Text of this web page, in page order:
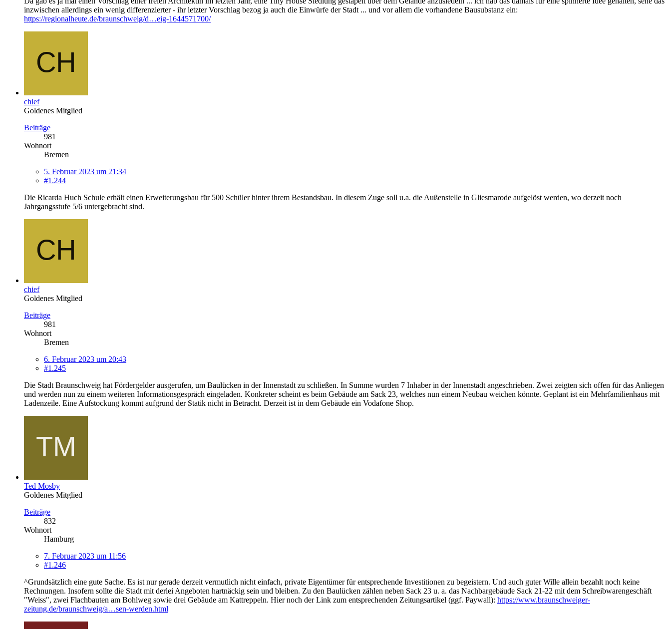
inzwischen allerdings ein wenig differenzierter - ihr letzter Vorschlag bezog ja auch die Einwürfe der Stadt ... und vor allem die vorhandene Bausubstanz ein:
https://regionalheute.de/braunschweig/d…eig-1644571700/
chief
Goldenes Mitglied
Beiträge
981
Wohnort
Bremen
5. Februar 2023 um 21:34
#1.244
Die Ricarda Huch Schule erhält einen Erweiterungsbau für 500 Schüler hinter ihrem Bestandsbau. In diesem Zuge soll u.a. die Außenstelle in Gliesmarode aufgelöst werden, wo derzeit noch
Jahrgangsstufe 5/6 untergebracht sind.
chief
Goldenes Mitglied
Beiträge
981
Wohnort
Bremen
6. Februar 2023 um 20:43
#1.245
Die Stadt Braunschweig hat Fördergelder ausgerufen, um Baulücken in der Innenstadt zu schließen. In Summe wurden 7 Inhaber in der Innenstadt angeschrieben. Zwei zeigten sich offen für das Anliegen
und werden nun zu einem weiteren Informationsgespräch eingeladen. Konkreter scheint es beim Gebäude am Sack 23, welches nun einem Neubau weichen könnte. Geplant ist ein Mehrfamilienhaus mit
Ladenzeile. Eine Aufstockung kommt aufgrund der Statik nicht in Betracht. Derzeit ist in dem Gebäude ein Vodafone Shop.
Ted Mosby
Goldenes Mitglied
Beiträge
832
Wohnort
Hamburg
7. Februar 2023 um 11:56
#1.246
^Grundsätzlich eine gute Sache. Es ist nur gerade derzeit vermutlich nicht einfach, private Eigentümer für entsprechende Investitionen zu begeistern. Und auch guter Wille allein bezahlt noch keine
Rechnungen. Insofern sollte die Stadt mit derlei Angeboten hartnäckig sein und bleiben. Zu den Baulücken zählen neben Sack 23 u. a. das Nachbargebäude Sack 21-22 mit dem Schreibwarengeschäft
"Weiss", zwei Flachbauten am Bohlweg sowie drei Gebäude am Kattreppeln. Hier noch der Link zum entsprechenden Zeitungsartikel (ggf. Paywall): https://www.braunschweiger-
zeitung.de/braunschweig/a…sen-werden.html